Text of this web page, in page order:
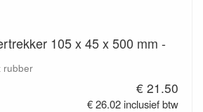
105 x 45 x 500 mm -
rubber
€ 21.50
€ 26.02 inclusief btw